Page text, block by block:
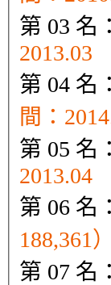
第 03 名：
2013.03
第 04 名：
間：
第 05 名：
2013.04
第 06 名：
188,361
第 07 名：